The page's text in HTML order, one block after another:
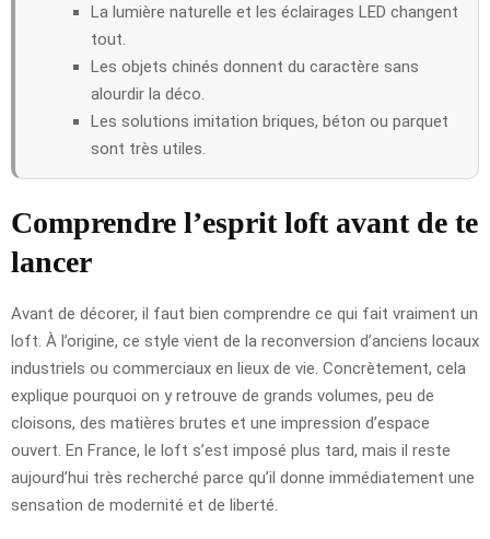
La lumière naturelle et les éclairages LED changent
tout.
Les objets chinés donnent du caractère sans
alourdir la déco.
Les solutions imitation briques, béton ou parquet
sont très utiles.
Comprendre l’esprit loft avant de te
lancer
Avant de décorer, il faut bien comprendre ce qui fait vraiment un
loft. À l’origine, ce style vient de la reconversion d’anciens locaux
industriels ou commerciaux en lieux de vie. Concrètement, cela
explique pourquoi on y retrouve de grands volumes, peu de
cloisons, des matières brutes et une impression d’espace
ouvert. En France, le loft s’est imposé plus tard, mais il reste
aujourd’hui très recherché parce qu’il donne immédiatement une
sensation de modernité et de liberté.